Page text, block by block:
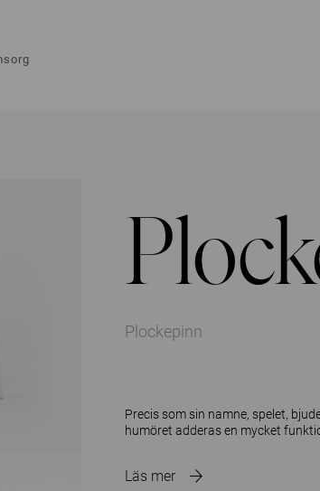
Plockepinn
Precis som sin namne, spelet,
humöret adderas en mycket
Läs mer